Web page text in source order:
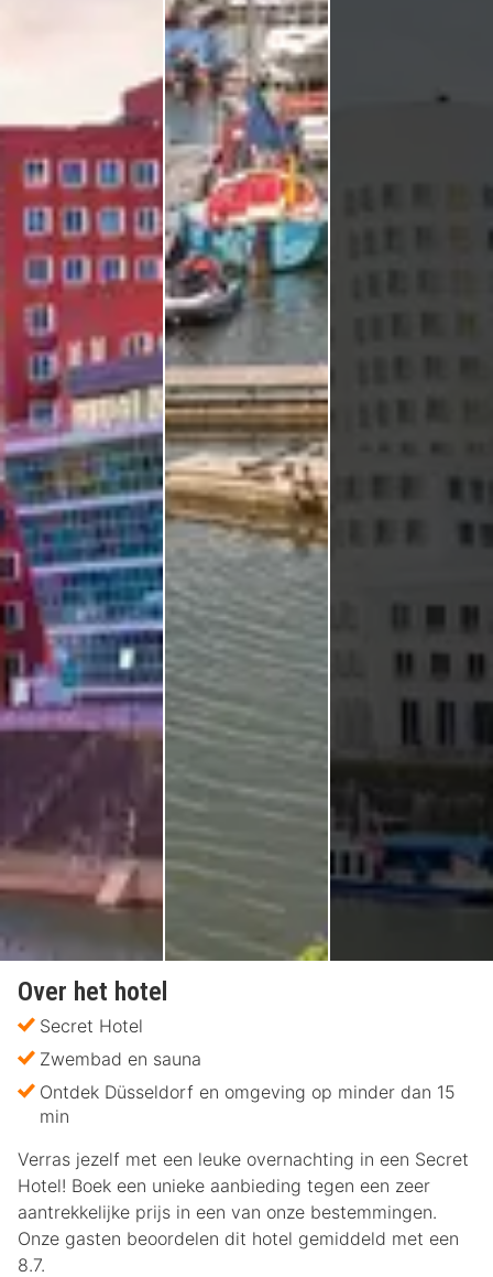
Over het hotel
Secret Hotel
Zwembad en sauna
Ontdek Düsseldorf en omgeving op minder dan 15
min
Verras jezelf met een leuke overnachting in een Secret
Hotel! Boek een unieke aanbieding tegen een zeer
aantrekkelijke prijs in een van onze bestemmingen.
Onze gasten beoordelen dit hotel gemiddeld met een
8.7.